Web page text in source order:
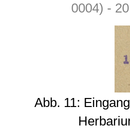
0004) -
Abb. 11: